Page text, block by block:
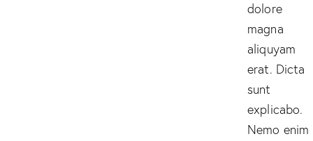
dolore
magna
aliquyam
erat. Dicta
sunt
explicabo.
Nemo enim